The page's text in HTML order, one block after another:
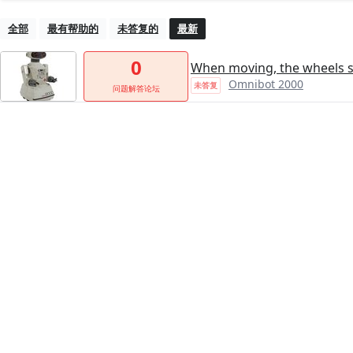
全部 最有帮助的 未答复的 最新
0
问题解答论坛
When moving, the wheels
未答复 Omnibot 2000